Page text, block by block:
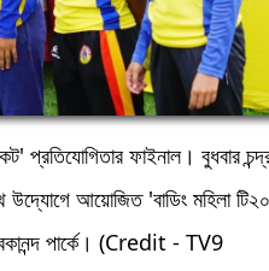
প্রতিযোগিতার ফাইনাল। বুধবার
উদ্যোগে আয়োজিত 'বাডিং মহিলা টি২০
পার্কে। (Credit - TV9